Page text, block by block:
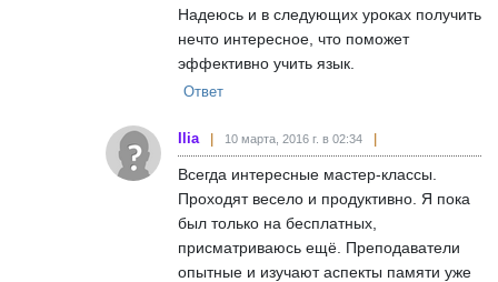
Надеюсь и в следующих уроках получить
нечто интересное, что поможет
эффективно учить язык.
Ответ
Ilia 10 марта, 2016 г. в 02:34
Всегда интересные мастер-классы.
Проходят весело и продуктивно. Я пока
был только на бесплатных,
присматриваюсь ещё. Преподаватели
опытные и изучают аспекты памяти уже